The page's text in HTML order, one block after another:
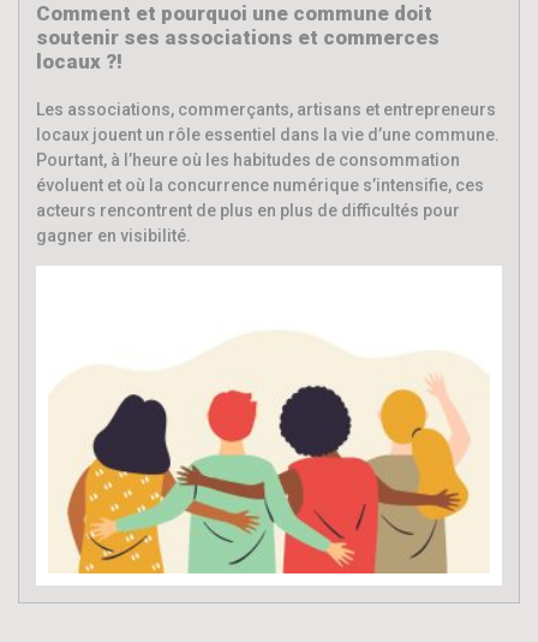
Comment et pourquoi une commune doit
soutenir ses associations et commerces
locaux ?!
Les associations, commerçants, artisans et entrepreneurs
locaux jouent un rôle essentiel dans la vie d’une commune.
Pourtant, à l’heure où les habitudes de consommation
évoluent et où la concurrence numérique s’intensifie, ces
acteurs rencontrent de plus en plus de difficultés pour
gagner en visibilité.